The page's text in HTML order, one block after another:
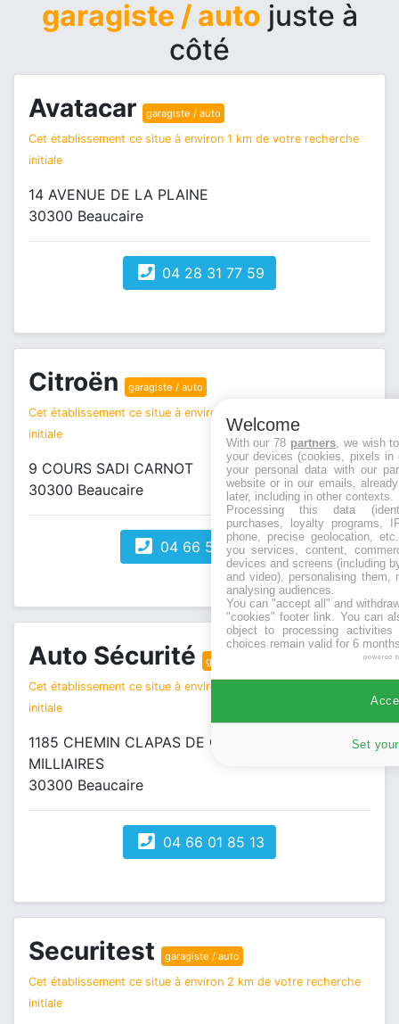
garagiste / auto juste à
côté
Avatacar garagiste / auto
Cet établissement ce situe à environ 1 km de votre recherche
initiale
14 AVENUE DE LA PLAINE
30300 Beaucaire
04 28 31 77 59
Citroën garagiste / auto
Cet établissement ce situe à environ 1 km de votre recherche
initiale
9 COURS SADI CARNOT
30300 Beaucaire
04 66 58 65 54
Auto Sécurité garagiste / auto
Cet établissement ce situe à environ 1 km de votre recherche
initiale
1185 CHEMIN CLAPAS DE CORNUT ZAC DES
MILLIAIRES
30300 Beaucaire
04 66 01 85 13
Securitest garagiste / auto
Cet établissement ce situe à environ 2 km de votre recherche
initiale
Welcome
With our 78 partners, we wish
your devices (cookies, pixels
your personal data with our
website or in our emails,
later, including in other contexts.
Processing this data
purchases, loyalty programs,
phone, precise geolocation,
you services, content,
devices and screens (including
and video), personalising them,
analysing audiences.
You can "accept all" and
"cookies" footer link. You can
object to processing
choices remain valid for 6
powered
Set